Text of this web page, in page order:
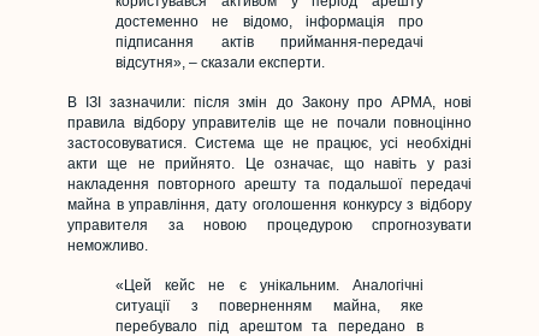
достеменно не відомо, інформація про
підписання актів приймання-передачі
відсутня», – сказали експерти.
В ІЗІ зазначили: після змін до Закону про АРМА, нові
правила відбору управителів ще не почали повноцінно
застосовуватися. Система ще не працює, усі необхідні
акти ще не прийнято. Це означає, що навіть у разі
накладення повторного арешту та подальшої передачі
майна в управління, дату оголошення конкурсу з відбору
управителя за новою процедурою спрогнозувати
неможливо.
«Цей кейс не є унікальним. Аналогічні
ситуації з поверненням майна, яке
перебувало під арештом та передано в